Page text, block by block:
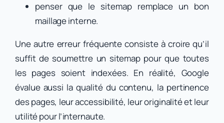
penser que le sitemap remplace un bon
maillage interne.
Une autre erreur fréquente consiste à croire qu’il
suffit de soumettre un sitemap pour que toutes
les pages soient indexées. En réalité, Google
évalue aussi la qualité du contenu, la pertinence
des pages, leur accessibilité, leur originalité et leur
utilité pour l’internaute.